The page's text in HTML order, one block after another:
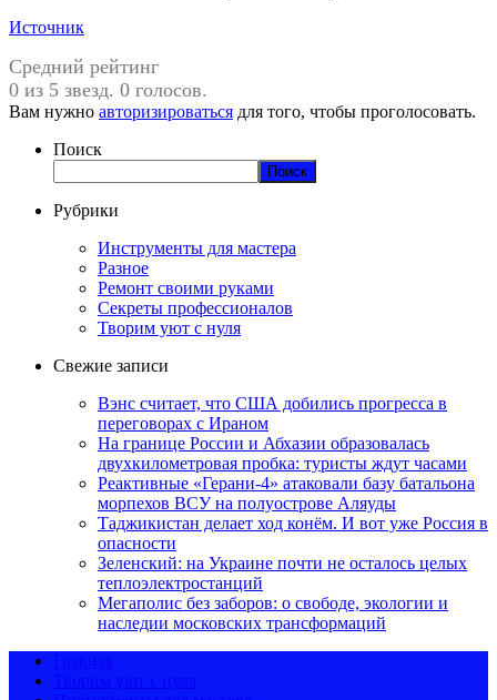
Источник
Средний рейтинг
0 из 5 звезд. 0 голосов.
Вам нужно авторизироваться для того, чтобы проголосовать.
Поиск
Поиск
Рубрики
Инструменты для мастера
Разное
Ремонт своими руками
Секреты профессионалов
Творим уют с нуля
Свежие записи
Вэнс считает, что США добились прогресса в
переговорах с Ираном
На границе России и Абхазии образовалась
двухкилометровая пробка: туристы ждут часами
Реактивные «Герани-4» атаковали базу батальона
морпехов ВСУ на полуострове Аляуды
Таджикистан делает ход конём. И вот уже Россия в
опасности
Зеленский: на Украине почти не осталось целых
теплоэлектростанций
Мегаполис без заборов: о свободе, экологии и
наследии московских трансформаций